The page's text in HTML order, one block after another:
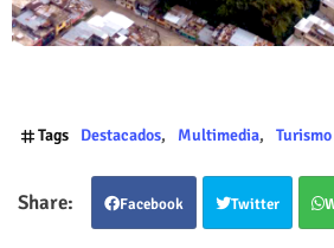
Tags Destacados Multimedia Turismo
Facebook Twitter